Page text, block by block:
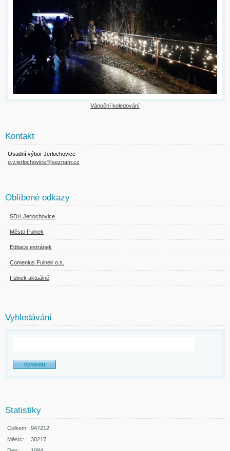
Vánoční koledování
Kontakt
Osadní výbor Jerlochovice
o.v.jerlochovice@seznam.cz
Oblíbené odkazy
SDH Jerlochovice
Město Fulnek
Editace estránek
Comenius Fulnek o.s.
Fulnek aktuálně
Vyhledávání
Statistiky
Celkem: 947212
Měsíc:
30217